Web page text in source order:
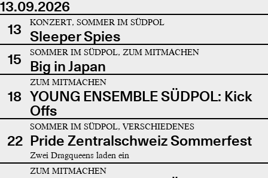
13.09.2026
13
KONZERT, SOMMER IM SÜDPOL
Sleeper Spies
15
SOMMER IM SÜDPOL, ZUM MITMACHEN
Big in Japan
18
ZUM MITMACHEN
YOUNG ENSEMBLE SÜDPOL: Kick
Offs
22
SOMMER IM SÜDPOL, VERSCHIEDENES
Pride Zentralschweiz Sommerfest
Zwei Dragqueens laden ein
ZUM MITMACHEN